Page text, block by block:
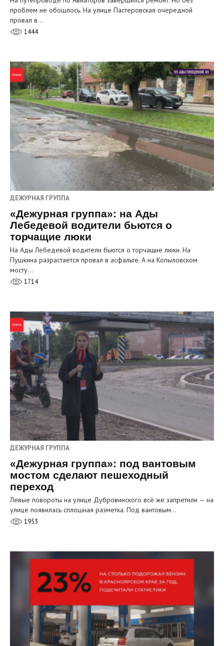
проблем не обошлось. На улице Пастеровская очередной
провал в…
1444
ДЕЖУРНАЯ ГРУППА
«Дежурная группа»: на Ады
Лебедевой водители бьются о
торчащие люки
На Ады Лебедевой водители бьются о торчащие люки. На
Пушкина разрастается провал в асфальте. А на Копыловском
мосту…
1714
ДЕЖУРНАЯ ГРУППА
«Дежурная группа»: под вантовым
мостом сделают пешеходный
переход
Левые повороты на улице Дубровинского всё же запретили — на
улице появилась сплошная разметка. Под вантовым…
1953